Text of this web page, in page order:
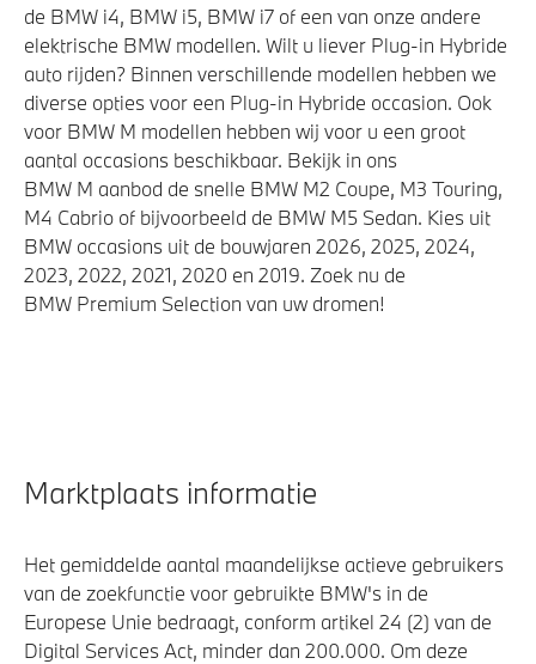
de BMW i4, BMW i5, BMW i7 of een van onze andere
elektrische BMW modellen. Wilt u liever Plug-in Hybride
auto rijden? Binnen verschillende modellen hebben we
diverse opties voor een Plug-in Hybride occasion. Ook
voor BMW M modellen hebben wij voor u een groot
aantal occasions beschikbaar. Bekijk in ons
BMW M aanbod de snelle BMW M2 Coupe, M3 Touring,
M4 Cabrio of bijvoorbeeld de BMW M5 Sedan. Kies uit
BMW occasions uit de bouwjaren 2026, 2025, 2024,
2023, 2022, 2021, 2020 en 2019. Zoek nu de
BMW Premium Selection van uw dromen!
Marktplaats informatie
Het gemiddelde aantal maandelijkse actieve gebruikers
van de zoekfunctie voor gebruikte BMW's in de
Europese Unie bedraagt, conform artikel 24 (2) van de
Digital Services Act, minder dan 200.000. Om deze